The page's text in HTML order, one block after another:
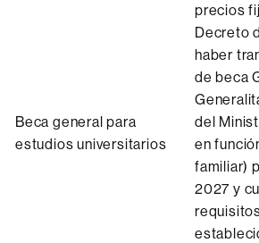
Beca general para
estudios universitarios
precios
Decreto
haber
de beca
del
en
familiar)
2027 y